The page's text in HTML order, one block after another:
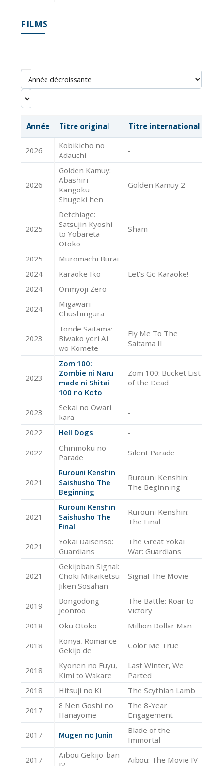
FILMS
Année Titre original Titre international
2026
Kobikicho no
Adauchi
-
2026
Golden Kamuy:
Abashiri
Kangoku
Shugeki hen
Golden Kamuy 2
2025
Detchiage:
Satsujin Kyoshi
to Yobareta
Otoko
Sham
2025 Muromachi Burai -
2024
Karaoke Iko Let's Go Karaoke!
2024
Onmyoji Zero -
2024
Migawari
Chushingura
-
2023
Tonde Saitama:
Biwako yori Ai
wo Komete
Fly Me To The
Saitama II
2023
Zom 100:
Zombie ni Naru
made ni Shitai
100 no Koto
Zom 100: Bucket List
of the Dead
2023
Sekai no Owari
kara
-
2022 Hell Dogs -
2022
Chinmoku no
Parade
Silent Parade
2021
Rurouni Kenshin
Saishusho The
Beginning
Rurouni Kenshin:
The Beginning
2021
Rurouni Kenshin
Saishusho The
Final
Rurouni Kenshin:
The Final
2021
Yokai Daisenso:
Guardians
The Great Yokai
War: Guardians
2021
Gekijoban Signal:
Choki Mikaiketsu
Jiken Sosahan
Signal The Movie
2019
Bongodong
Jeontoo
The Battle: Roar to
Victory
2018 Oku Otoko Million Dollar Man
2018
Konya, Romance
Gekijo de
Color Me True
2018
Kyonen no Fuyu,
Kimi to Wakare
Last Winter, We
Parted
2018 Hitsuji no Ki The Scythian Lamb
2017
8 Nen Goshi no
Hanayome
The 8-Year
Engagement
2017 Mugen no Junin
Blade of the
Immortal
2017
Aibou Gekijo-ban
Aibou: The Movie IV